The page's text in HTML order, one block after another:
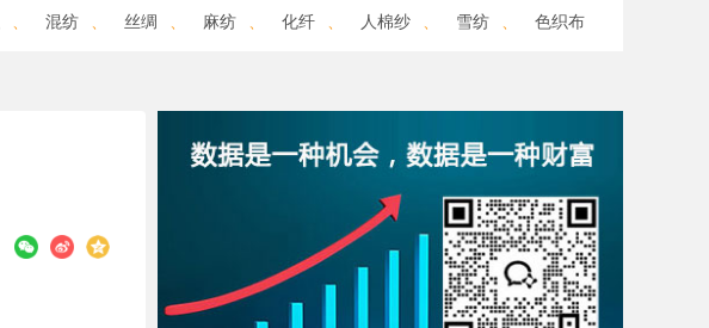
混纺 丝绸 麻纺 化纤 人棉纱 雪纺 色织布